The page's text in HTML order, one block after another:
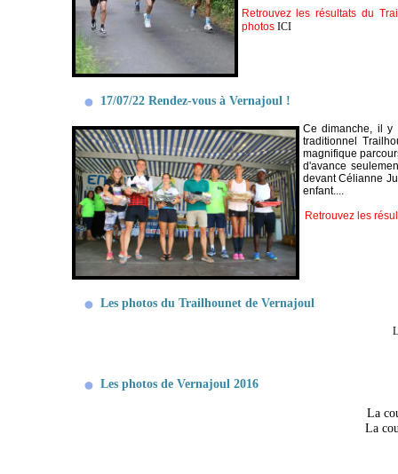
Retrouvez les résultats du
photos ICI
17/07/22 Rendez-vous à Vernajoul !
Ce dimanche, il y
traditionnel
magnifique
d'avance
devant Célianne
enfant....
Retrouvez les
Les photos du Trailhounet de Vernajoul
Les photos de Vernajoul 2016
La
La